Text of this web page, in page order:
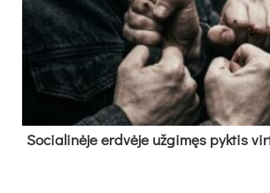
So­cia­li­nė­je erd­vė­je už­gi­męs pyk­tis